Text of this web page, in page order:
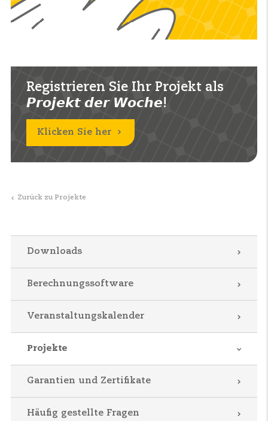
Registrieren Sie Ihr Projekt als
𝙋𝙧𝙤𝙟𝙚𝙠𝙩 𝙙𝙚𝙧 𝙒𝙤𝙘𝙝𝙚!
Klicken Sie her
Zurück zu Projekte
Downloads
Berechnungssoftware
Veranstaltungskalender
Projekte
Garantien und Zertifikate
Häufig gestellte Fragen